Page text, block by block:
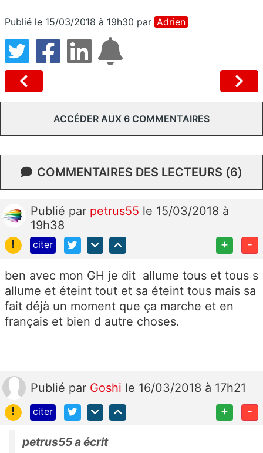
Publié le 15/03/2018 à 19h30 par Adrien
ACCÉDER AUX 6 COMMENTAIRES
COMMENTAIRES DES LECTEURS (6)
Publié par petrus55 le 15/03/2018 à
19h38
!
citer + -
ben avec mon GH je dit allume tous et tous s
allume et éteint tout et sa éteint tous mais sa
fait déjà un moment que ça marche et en
français et bien d autre choses.
Publié par Goshi le 16/03/2018 à 17h21
!
citer + -
petrus55 a écrit